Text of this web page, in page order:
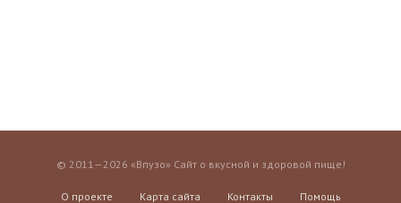
© 2011—2026 «Впузо» Сайт о вкусной и здоровой пище!
О проекте Карта сайта Контакты Помощь